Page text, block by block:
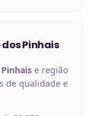
dos Pinhais
e região
de qualidade e